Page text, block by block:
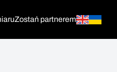
Zostań partnerem